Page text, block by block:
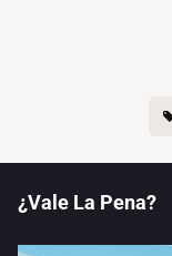
¿Vale La Pena?